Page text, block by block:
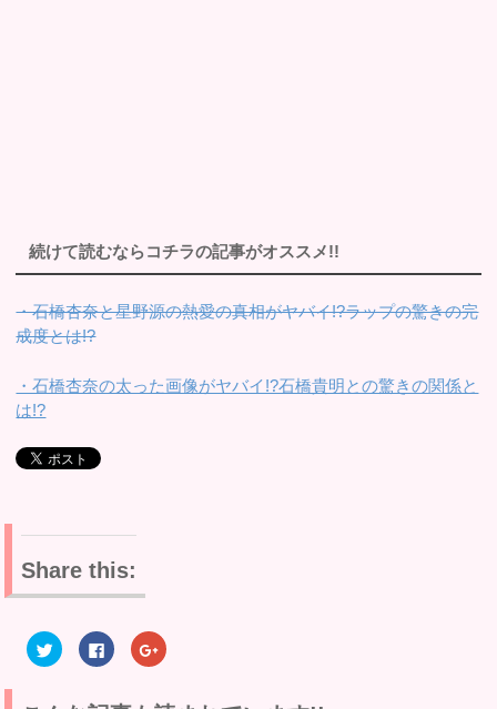
続けて読むならコチラの記事がオススメ!!
・石橋杏奈と星野源の熱愛の真相がヤバイ!?ラップの驚きの完
成度とは!?
・石橋杏奈の太った画像がヤバイ!?石橋貴明との驚きの関係と
は!?
Share this:
ク
リ
F
a
ク
リ
し